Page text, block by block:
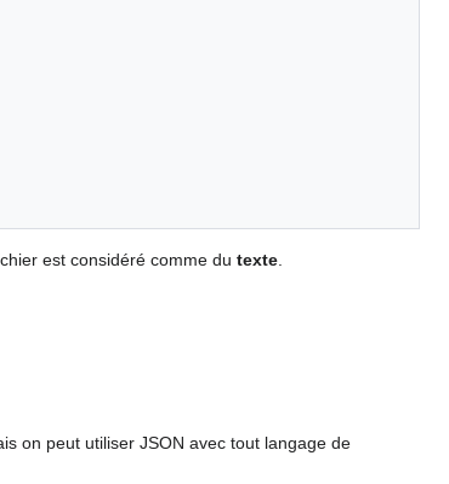
est considéré comme du texte
on peut utiliser JSON avec tout langage de